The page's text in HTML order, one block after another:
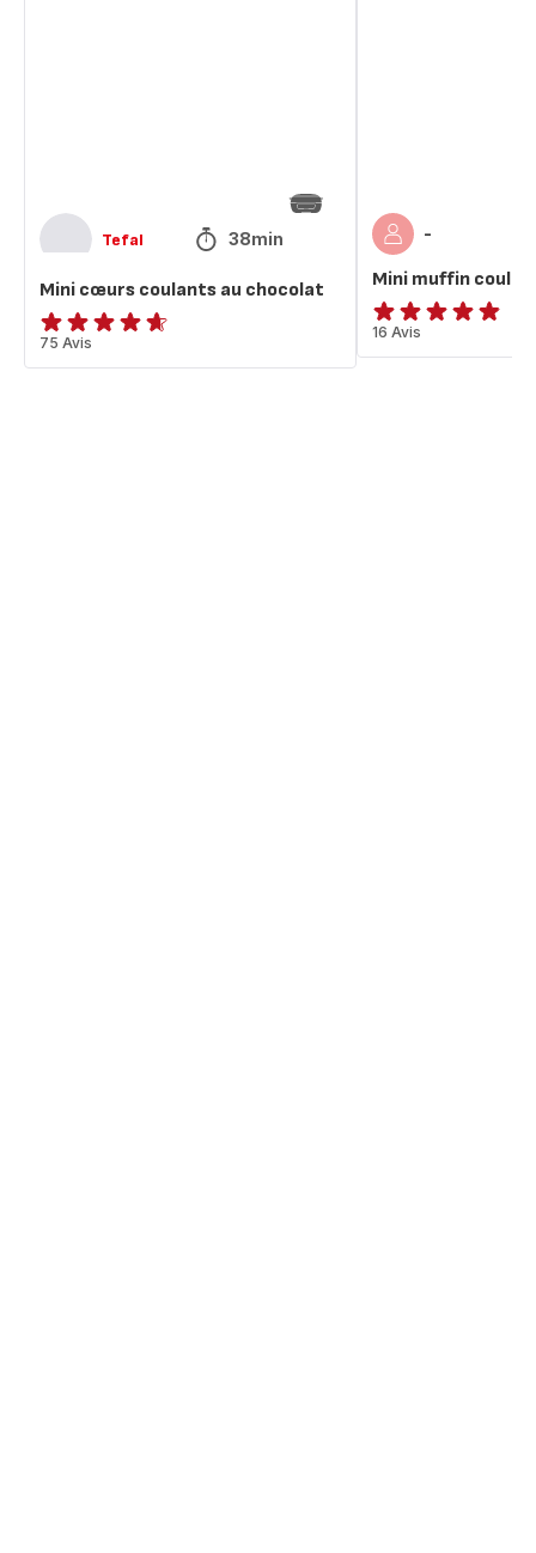
Tefal 38min
Mini cœurs coulants au chocolat
ratings.4.6
75 Avis
-
Mini muffin
ratings.4.8
16 Avis